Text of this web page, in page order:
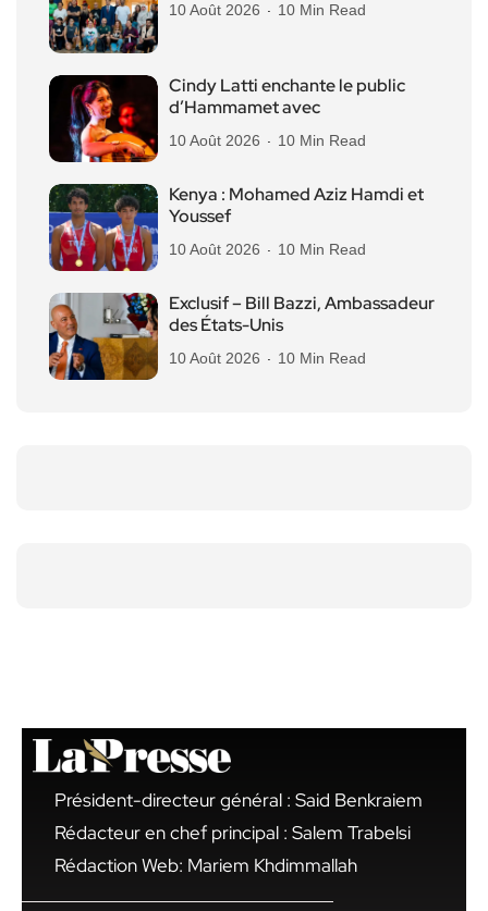
10 Août 2026 10 Min Read
Cindy Latti enchante le public
d’Hammamet avec
10 Août 2026 10 Min Read
Kenya : Mohamed Aziz Hamdi et
Youssef
10 Août 2026 10 Min Read
Exclusif – Bill Bazzi, Ambassadeur
des États-Unis
10 Août 2026 10 Min Read
Président-directeur général : Said Benkraiem
Rédacteur en chef principal : Salem Trabelsi
Rédaction Web: Mariem Khdimmallah